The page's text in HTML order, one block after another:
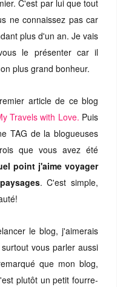
C'est par lui que tout
ne connaissez pas car
plus d'un an. Je vais
le présenter car il
plus grand bonheur.
article de ce blog
Travels with Love. Puis
TAG de la blogueuses
que vous avez été
point j'aime voyager
. C'est simple,
le blog, j'aimerais
vous parler aussi
que mon blog,
plutôt un petit fourre-